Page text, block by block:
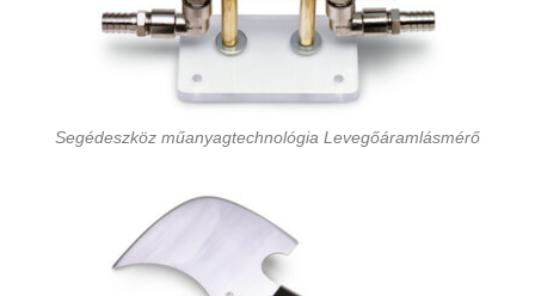
Segédeszköz műanyagtechnológia Levegőáramlásmérő